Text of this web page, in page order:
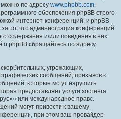
по адресу www.phpbb.com.
обеспечения phpBB строго
интернет-конференций, и phpBB
за то, что администрация конференций
содержания и/или поведения в них.
phpBB обращайтесь по адресу
угрожающих,
сообщений, призывов к
которые могут нарушить
предоставляет услуги хостинга
или международное право.
могут привести к вашему
при этом ваш провайдер